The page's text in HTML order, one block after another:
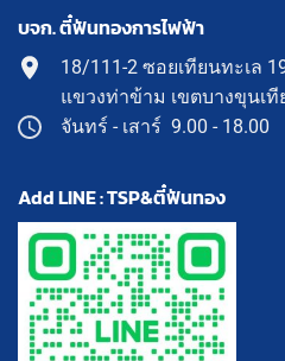
บจก. ตี๋ฟันทองการไฟฟ้า
18/111-2 ซอยเทียนทะเล
แขวงท่าข้าม เขตบางขุนเ
จันทร์ - เสาร์ 9.00 - 18.00
Add LINE : TSP&ตี๋ฟันทอง